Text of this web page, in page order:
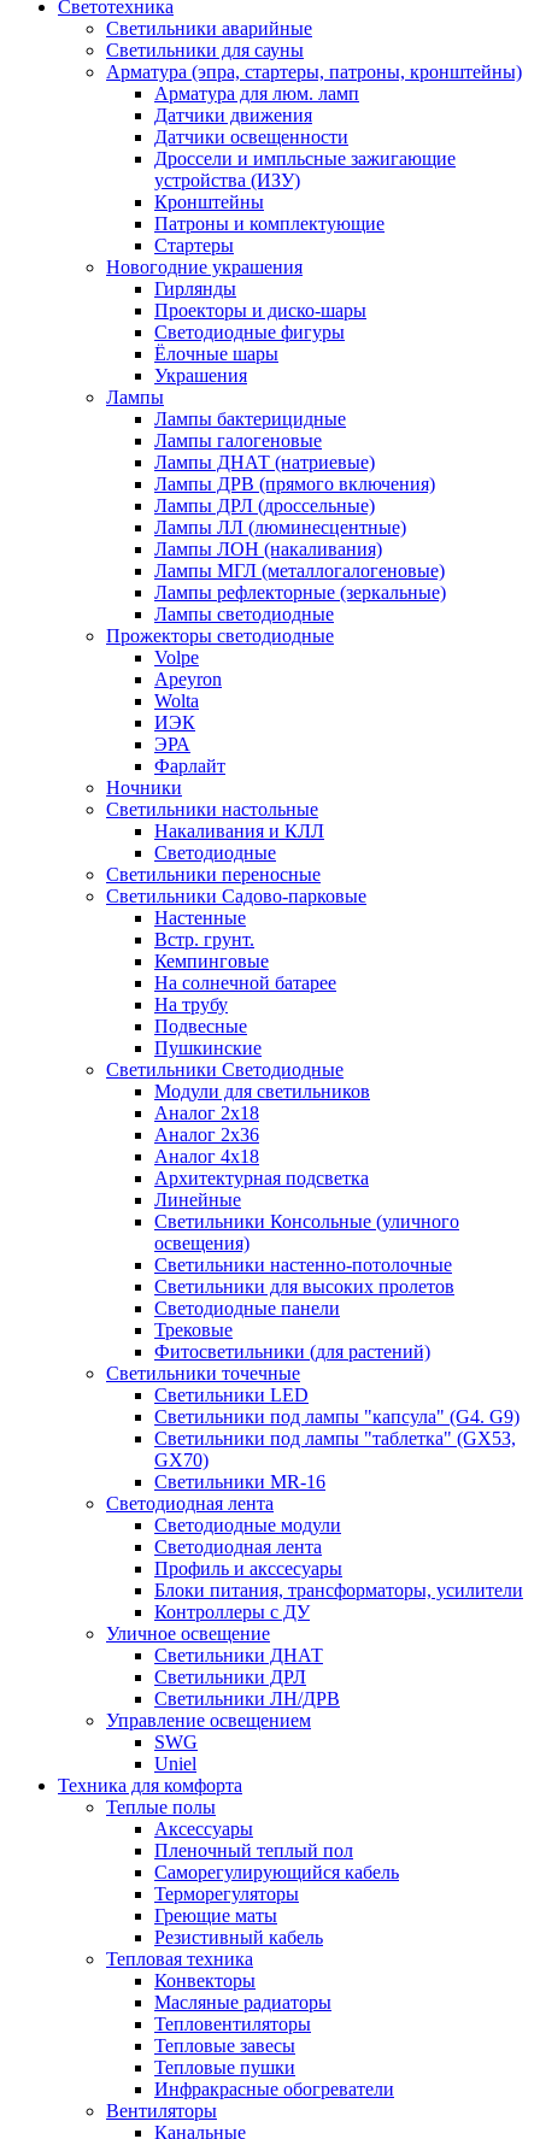
Светотехника
Светильники аварийные
Светильники для сауны
Арматура (эпра, стартеры, патроны, кронштейны)
Арматура для люм. ламп
Датчики движения
Датчики освещенности
Дроссели и импльсные зажигающие
устройства (ИЗУ)
Кронштейны
Патроны и комплектующие
Стартеры
Новогодние украшения
Гирлянды
Проекторы и диско-шары
Светодиодные фигуры
Ёлочные шары
Украшения
Лампы
Лампы бактерицидные
Лампы галогеновые
Лампы ДНАТ (натриевые)
Лампы ДРВ (прямого включения)
Лампы ДРЛ (дроссельные)
Лампы ЛЛ (люминесцентные)
Лампы ЛОН (накаливания)
Лампы МГЛ (металлогалогеновые)
Лампы рефлекторные (зеркальные)
Лампы светодиодные
Прожекторы светодиодные
Volpe
Apeyron
Wolta
ИЭК
ЭРА
Фарлайт
Ночники
Светильники настольные
Накаливания и КЛЛ
Светодиодные
Светильники переносные
Светильники Садово-парковые
Настенные
Встр. грунт.
Кемпинговые
На солнечной батарее
На трубу
Подвесные
Пушкинские
Светильники Светодиодные
Модули для светильников
Аналог 2х18
Аналог 2х36
Аналог 4х18
Архитектурная подсветка
Линейные
Светильники Консольные (уличного
освещения)
Светильники настенно-потолочные
Светильники для высоких пролетов
Светодиодные панели
Трековые
Фитосветильники (для растений)
Светильники точечные
Светильники LED
Светильники под лампы "капсула" (G4. G9)
Светильники под лампы "таблетка" (GX53,
GX70)
Светильники MR-16
Светодиодная лента
Светодиодные модули
Светодиодная лента
Профиль и акссесуары
Блоки питания, трансформаторы, усилители
Контроллеры с ДУ
Уличное освещение
Светильники ДНАТ
Светильники ДРЛ
Светильники ЛН/ДРВ
Управление освещением
SWG
Uniel
Техника для комфорта
Теплые полы
Аксессуары
Пленочный теплый пол
Саморегулирующийся кабель
Терморегуляторы
Греющие маты
Резистивный кабель
Тепловая техника
Конвекторы
Масляные радиаторы
Тепловентиляторы
Тепловые завесы
Тепловые пушки
Инфракрасные обогреватели
Вентиляторы
Канальные